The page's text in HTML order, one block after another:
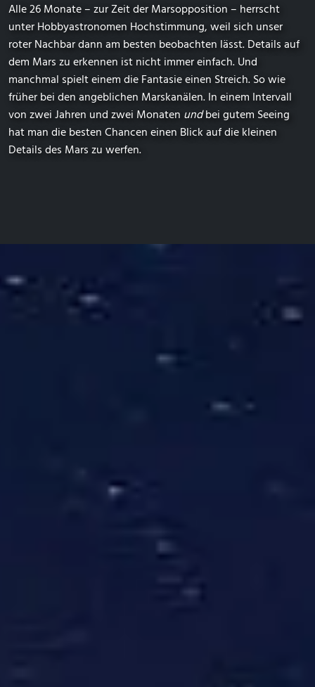
Alle 26 Monate – zur Zeit der Marsopposition – herrscht
unter Hobbyastronomen Hochstimmung, weil sich unser
roter Nachbar dann am besten beobachten lässt. Details auf
dem Mars zu erkennen ist nicht immer einfach. Und
manchmal spielt einem die Fantasie einen Streich. So wie
früher bei den angeblichen Marskanälen. In einem Intervall
von zwei Jahren und zwei Monaten undbei gutem Seeing
hat man die besten Chancen einen Blick auf die kleinen
Details des Mars zu werfen.